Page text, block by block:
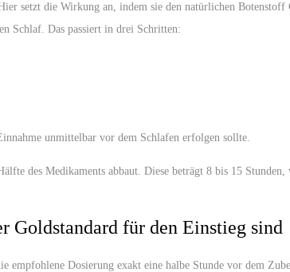
setzt die Wirkung an, indem sie den natürlichen
Schlaf. Das passiert in drei Schritten:
unmittelbar vor dem Schlafen erfolgen sollte.
des Medikaments abbaut. Diese beträgt 8 bis 15
Goldstandard für den Einstieg sind
Dosierung exakt eine halbe Stunde vor dem